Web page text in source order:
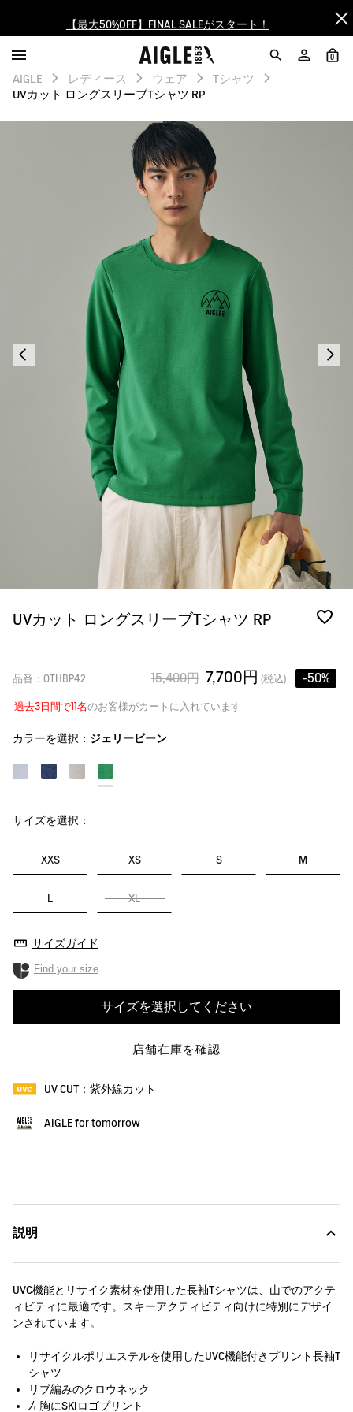
【最大50%OFF】FINAL SALEがスタート！
ログイン/会員登録で送料＆返品無料
AIGLE CLUB ポイントサービス終了のお知らせ
【8/16まで】セール品がさらに10%OFF！
【最大50%OFF】FINAL SALEがスタート！
ログイン/会員登録で送料＆返品無料
AIGLE CLUB ポイントサービス終了のお知らせ
0
AIGLE レディース ウェア
Tシャツ
UVカット ロングスリーブTシャツ RP
UVカット ロングスリーブTシャツ RP
品番：OTHBP42 15,400円 7,700円 (税込) -50%
過去3日間で11名のお客様がカートに入れています
カラーを選択： ジェリービーン
サイズを選択：
XXS XS S M
L XL
サイズガイド
Find your size
サイズを選択してください
店舗在庫を確認
UV CUT：紫外線カット
AIGLE for tomorrow
説明
UVC機能とリサイク素材を使用した長袖Tシャツは、山でのアクテ
ィビティに最適です。スキーアクティビティ向けに特別にデザイ
ンされています。
リサイクルポリエステルを使用したUVC機能付きプリント長袖T
シャツ
リブ編みのクロウネック
左胸にSKIロゴプリント